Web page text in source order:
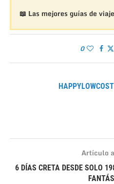
📖 Las mejores guías de
0
HAPPYLOWCOST
Artículo
6 DÍAS CRETA DESDE SOLO